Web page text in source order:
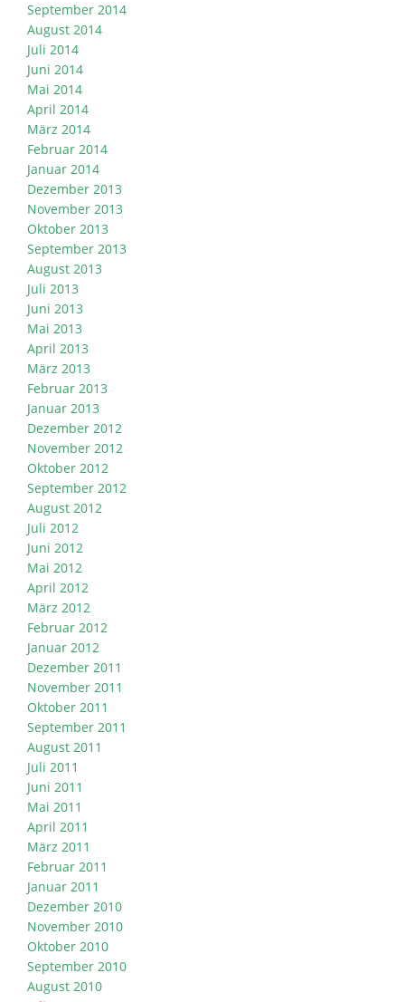
September 2014
August 2014
Juli 2014
Juni 2014
Mai 2014
April 2014
März 2014
Februar 2014
Januar 2014
Dezember 2013
November 2013
Oktober 2013
September 2013
August 2013
Juli 2013
Juni 2013
Mai 2013
April 2013
März 2013
Februar 2013
Januar 2013
Dezember 2012
November 2012
Oktober 2012
September 2012
August 2012
Juli 2012
Juni 2012
Mai 2012
April 2012
März 2012
Februar 2012
Januar 2012
Dezember 2011
November 2011
Oktober 2011
September 2011
August 2011
Juli 2011
Juni 2011
Mai 2011
April 2011
März 2011
Februar 2011
Januar 2011
Dezember 2010
November 2010
Oktober 2010
September 2010
August 2010